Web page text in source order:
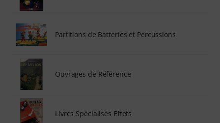
Partitions de Batteries et Percussions
Ouvrages de Référence
Livres Spécialisés Effets